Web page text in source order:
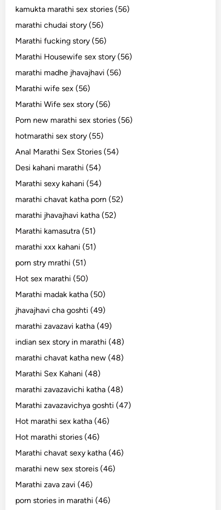
kamukta marathi sex stories (56)
marathi chudai story (56)
Marathi fucking story (56)
Marathi Housewife sex story (56)
marathi madhe jhavajhavi (56)
Marathi wife sex (56)
Marathi Wife sex story (56)
Porn new marathi sex stories (56)
hotmarathi sex story (55)
Anal Marathi Sex Stories (54)
Desi kahani marathi (54)
Marathi sexy kahani (54)
marathi chavat katha porn (52)
marathi jhavajhavi katha (52)
Marathi kamasutra (51)
marathi xxx kahani (51)
porn stry mrathi (51)
Hot sex marathi (50)
Marathi madak katha (50)
jhavajhavi cha goshti (49)
marathi zavazavi katha (49)
indian sex story in marathi (48)
marathi chavat katha new (48)
Marathi Sex Kahani (48)
marathi zavazavichi katha (48)
Marathi zavazavichya goshti (47)
Hot marathi sex katha (46)
Hot marathi stories (46)
Marathi chavat sexy katha (46)
marathi new sex storeis (46)
Marathi zava zavi (46)
porn stories in marathi (46)